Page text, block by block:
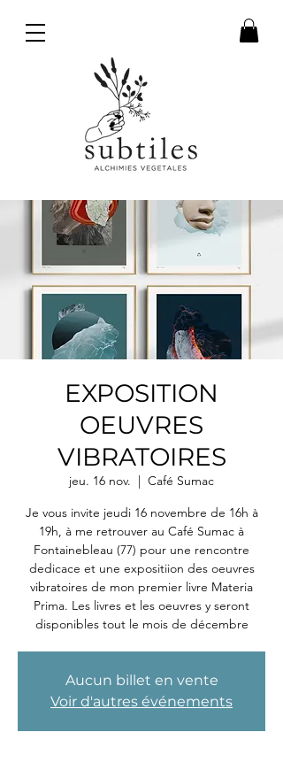
EXPOSITION
OEUVRES
VIBRATOIRES
jeu. 16 nov.
Café Sumac
Je vous invite jeudi 16 novembre de 16h à
19h, à me retrouver au Café Sumac à
Fontainebleau (77) pour une rencontre
dedicace et une expositiion des oeuvres
vibratoires de mon premier livre Materia
Prima. Les livres et les oeuvres y seront
disponibles tout le mois de décembre
Aucun billet en vente
Voir d'autres événements